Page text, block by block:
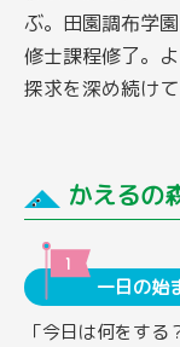
ぶ。田園調布学
修士課程修了。
探求を深め続けて
かえるの
一日の始
「今日は何をす